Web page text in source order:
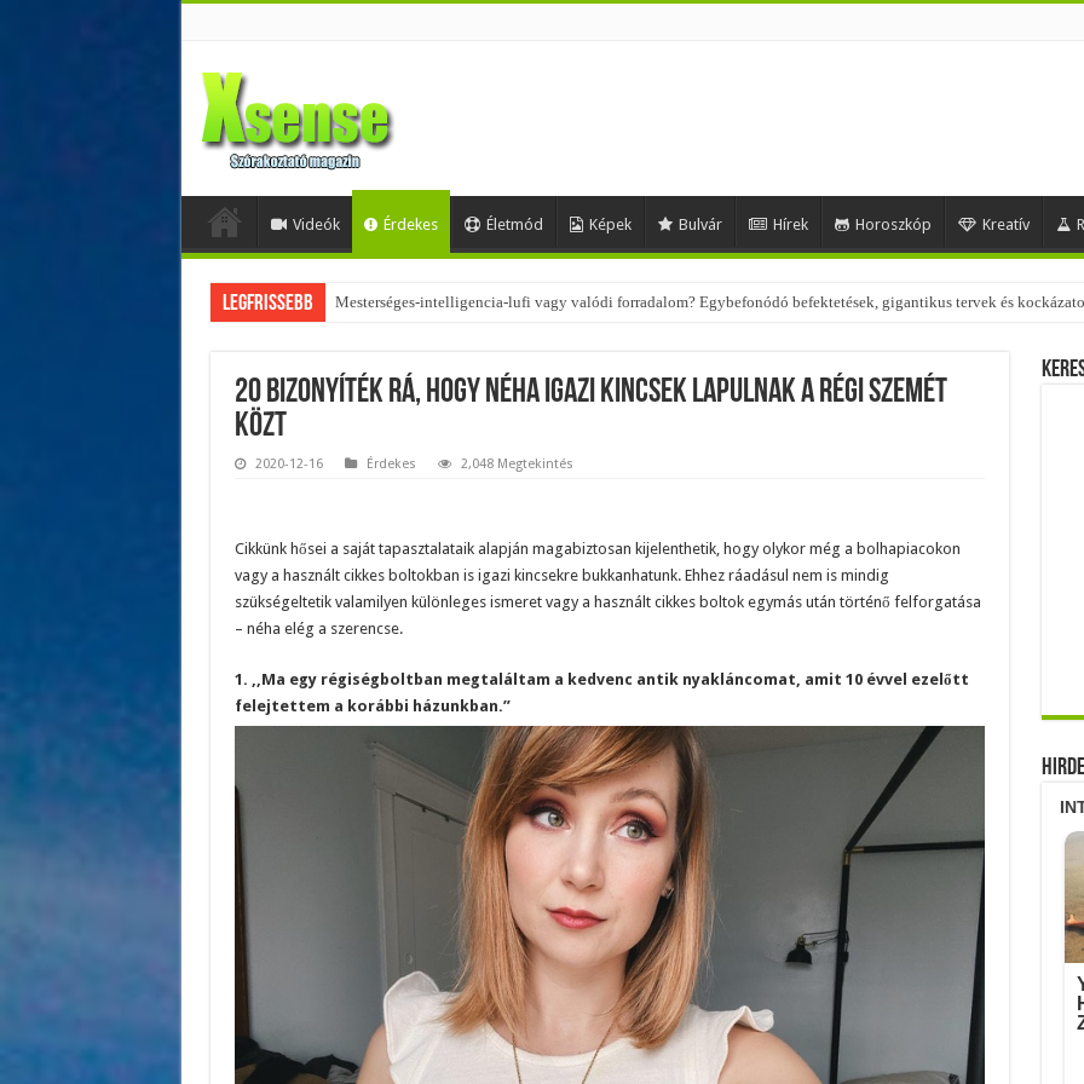
Videók Érdekes Életmód Képek Bulvár Hírek Horoszkóp Kreatív
Legfrissebb Az övtáskák továbbra is trendik – nézd meg, milyen stílusokhoz illenek!
20 bizonyíték rá, hogy néha igazi kincsek lapulnak a régi szemét
közt
2020-12-16 Érdekes 2,048 Megtekintés
Cikkünk hősei a saját tapasztalataik alapján magabiztosan kijelenthetik, hogy olykor még a bolhapiacokon
vagy a használt cikkes boltokban is igazi kincsekre bukkanhatunk. Ehhez ráadásul nem is mindig
szükségeltetik valamilyen különleges ismeret vagy a használt cikkes boltok egymás után történő felforgatása
– néha elég a szerencse.
1. ,,Ma egy régiségboltban megtaláltam a kedvenc antik nyakláncomat, amit 10 évvel ezelőtt
felejtettem a korábbi házunkban.”